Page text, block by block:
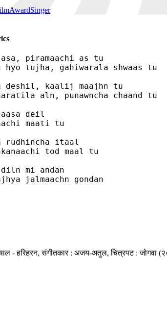
piramaachi as tu
tujha, gahiwarala shwaas tu
deshil, kaalij maajhn tu
aln, punawncha chaand tu
deil
maati tu
rudhincha itaal
tod maal tu
mi andan
jalmaachn gondan
- हरिहरन, संगीतकार : अजय-अतुल, चित्रपट : जोगवा